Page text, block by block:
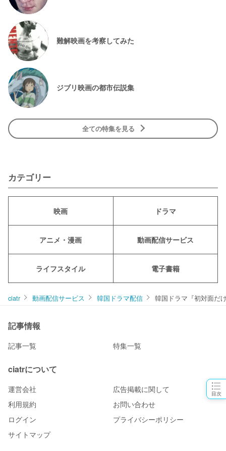
目次
難解映画を考察してみた
ジブリ映画の都市伝説集
全ての特集を見る
カテゴリー
映画 ドラマ
アニメ・漫画 動画配信サービス
ライフスタイル 電子書籍
ciatr 動画配信サービス 韓国ドラマ配信 韓国ドラマ『初対面だ
記事情報
記事一覧 特集一覧
ciatrについて
運営会社
広告掲載に関して
利用規約
お問い合わせ
ログイン
プライバシーポリシー
サイトマップ